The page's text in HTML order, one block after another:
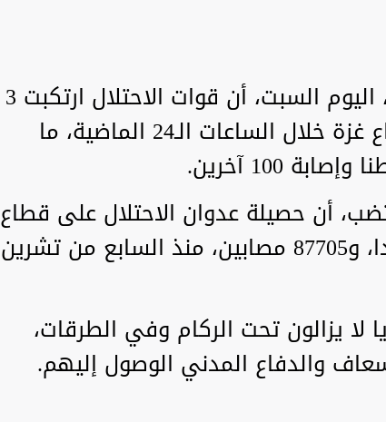
أعلنت وزارة الصحة في غزة، اليوم السبت، أن قوات الاحتلال ارتكبت 3
مجازر ضد العائلات في قطاع غزة خلال الساعات الـ24 الماضية، ما
أن حصيلة عدوان الاحتلال على قطاع
غزة ارتفع إلى 38098 شهيدا، و87705 مصابين، منذ السابع من تشرين
لا يزالون تحت الركام وفي الطرقات،
والدفاع المدني الوصول إليهم.